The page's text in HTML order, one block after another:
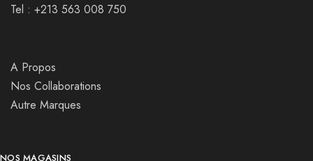
Tel : +213 563 008 750
A Propos
Nos Collaborations
Autre Marques
NOS MAGASINS